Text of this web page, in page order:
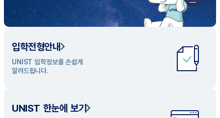
전공탐색 가이드 바로가기
UNIST 학과 소개
UNIST의 개성있는 학과들을
탐색해 보세요
입학전형안내
UNIST 입학정보를 손쉽게
알려드립니다.
UNIST 한눈에 보기